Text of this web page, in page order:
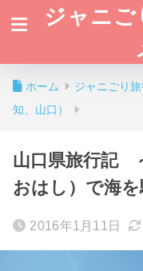
ジャニ
ホーム ジャニごり
知、山口）
山口県旅行記
おはし）で海
2016年1月11日